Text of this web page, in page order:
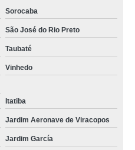
Sorocaba
São José do Rio Preto
Taubaté
Vinhedo
Itatiba
Jardim Aeronave de Viracopos
Jardim García